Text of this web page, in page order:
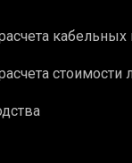
стоимости